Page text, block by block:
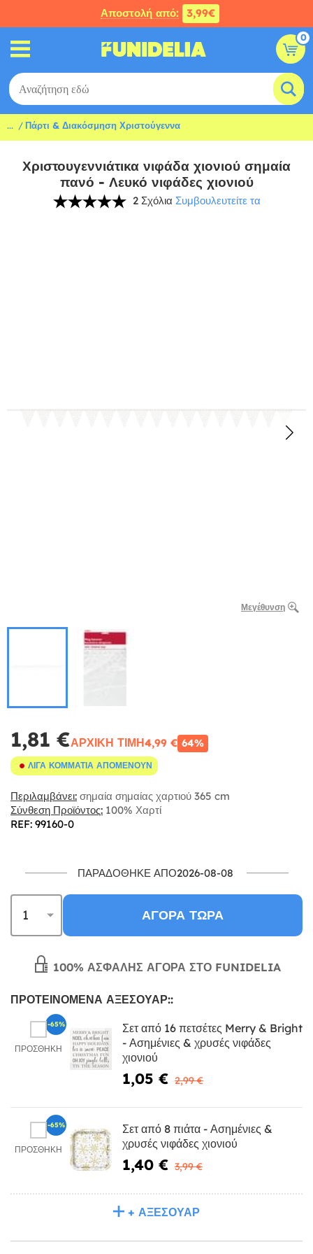
Αποστολή από: 3,99€
0
... Πάρτι & Διακόσμηση Χριστούγεννα
Χριστουγεννιάτικα νιφάδα χιονιού σημαία
πανό - Λευκό νιφάδες χιονιού
2 Σχόλια Συμβουλευτείτε τα
Μεγέθυνση
1,81 €ΑΡΧΙΚΉ ΤΙΜΉ4,99 € 64%
ΛΊΓΑ ΚΟΜΜΆΤΙΑ ΑΠΟΜΈΝΟΥΝ
Περιλαμβάνει: σημαία σημαίας χαρτιού 365 cm
Σύνθεση Προϊόντος: 100% Χαρτί
REF: 99160-0
ΠΑΡΑΔΌΘΗΚΕ ΑΠΌ2026-08-08
ΑΓΟΡΆ ΤΏΡΑ
100% ΑΣΦΑΛΉΣ ΑΓΟΡΆ ΣΤΟ FUNIDELIA
ΠΡΟΤΕΙΝΌΜΕΝΑ ΑΞΕΣΟΥΆΡ::
ΠΡΟΣΘΉΚΗ
Σετ από 16 πετσέτες Merry & Bright
- Ασημένιες & χρυσές νιφάδες
χιονιού
1,05 € 2,99 €
-65%
ΠΡΟΣΘΉΚΗ
Σετ από 8 πιάτα - Ασημένιες &
χρυσές νιφάδες χιονιού
1,40 € 3,99 €
-65%
+ ΑΞΕΣΟΥΆΡ